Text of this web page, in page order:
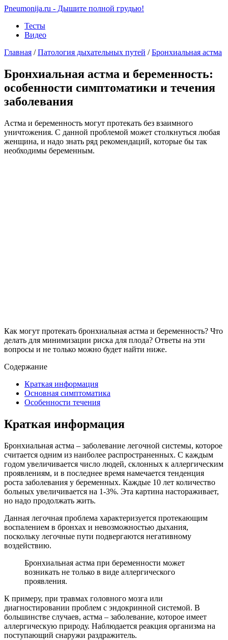
Pneumonija.ru - Дышите полной грудью!
Тесты
Видео
Главная / Патология дыхательных путей / Бронхиальная астма
Бронхиальная астма и беременность:
особенности симптоматики и течения
заболевания
Астма и беременность могут протекать без взаимного
уничтожения. С данной проблемой может столкнуться любая
женщина, и надо знать ряд рекомендаций, которые бы так
необходимы беременным.
Как могут протекать бронхиальная астма и беременность? Что
делать для минимизации риска для плода? Ответы на эти
вопросы и не только можно будет найти ниже.
Содержание
Краткая информация
Основная симптоматика
Особенности течения
Краткая информация
Бронхиальная астма – заболевание легочной системы, которое
считается одним из наиболее распространенных. С каждым
годом увеличивается число людей, склонных к аллергическим
проявлениям, и в последнее время намечается тенденция
роста заболевания у беременных. Каждые 10 лет количество
больных увеличивается на 1-3%. Эта картина настораживает,
но надо продолжать жить.
Данная легочная проблема характеризуется протекающим
воспалением в бронхах и невозможностью дыхания,
поскольку легочные пути подвергаются негативному
воздействию.
Бронхиальная астма при беременности может
возникать не только в виде аллергического
проявления.
К примеру, при травмах головного мозга или
диагностировании проблем с эндокринной системой. В
большинстве случаев, астма – заболевание, которое имеет
аллергическую природу. Наблюдается реакция организма на
поступающий снаружи раздражитель.